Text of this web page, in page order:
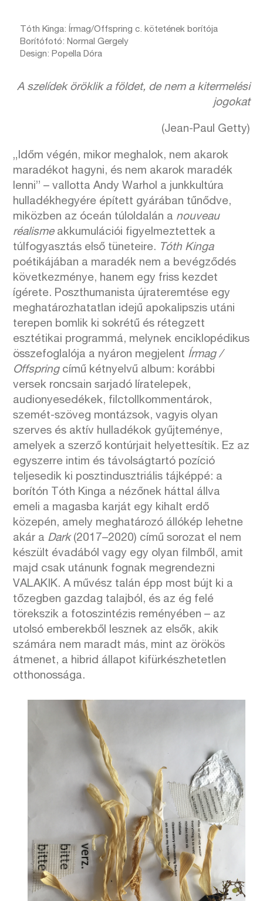
Tóth Kinga: Írmag/Offspring c. kötetének borítója
Borítófotó: Normal Gergely
Design: Popella Dóra
A szelídek öröklik a földet, de nem a kitermelési
jogokat
(Jean-Paul Getty)
„Időm végén, mikor meghalok, nem akarok
maradékot hagyni, és nem akarok maradék
lenni” – vallotta Andy Warhol a junkkultúra
hulladékhegyére épített gyárában tűnődve,
miközben az óceán túloldalán a nouveau
réalismeakkumulációi figyelmeztettek a
túlfogyasztás első tüneteire. Tóth Kinga
poétikájában a maradék nem a bevégződés
következménye, hanem egy friss kezdet
ígérete. Poszthumanista újrateremtése egy
meghatározhatatlan idejű apokalipszis utáni
terepen bomlik ki sokrétű és rétegzett
esztétikai programmá, melynek enciklopédikus
összefoglalója a nyáron megjelent Írmag /
Offspringcímű kétnyelvű album: korábbi
versek roncsain sarjadó líratelepek,
audionyesedékek, filctollkommentárok,
szemét-szöveg montázsok, vagyis olyan
szerves és aktív hulladékok gyűjteménye,
amelyek a szerző kontúrjait helyettesítik. Ez az
egyszerre intim és távolságtartó pozíció
teljesedik ki posztindusztriális tájképpé: a
borítón Tóth Kinga a nézőnek háttal állva
emeli a magasba karját egy kihalt erdő
közepén, amely meghatározó állókép lehetne
akár a Dark(2017–2020) című sorozat el nem
készült évadából vagy egy olyan filmből, amit
majd csak utánunk fognak megrendezni
VALAKIK. A művész talán épp most bújt ki a
tőzegben gazdag talajból, és az ég felé
törekszik a fotoszintézis reményében – az
utolsó emberekből lesznek az elsők, akik
számára nem maradt más, mint az örökös
átmenet, a hibrid állapot kifürkészhetetlen
otthonossága.